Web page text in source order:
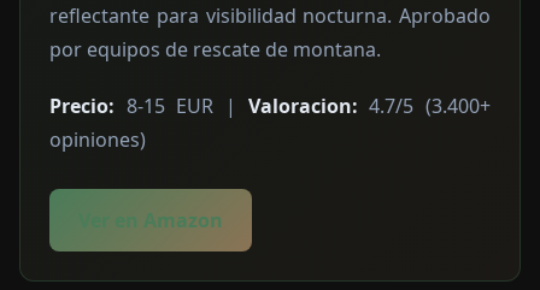
reflectante para visibilidad nocturna. Aprobado
por equipos de rescate de montana.
Precio: 8-15 EUR | Valoracion: 4.7/5 (3.400+
opiniones)
Ver en Amazon